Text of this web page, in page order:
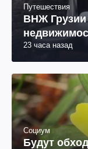
Путешествия
ВНЖ Грузии
23 часа назад
Социум
Будут